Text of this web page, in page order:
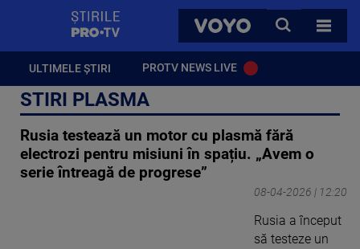
VOYO
CAUTA
TOATE
ULTIMELE ȘTIRI PROTV NEWS LIVE
STIRI PLASMA
Rusia testează un motor cu plasmă fără
electrozi pentru misiuni în spațiu. „Avem o
serie întreagă de progrese”
08-04-2026 | 12:20
Rusia a început
să testeze un